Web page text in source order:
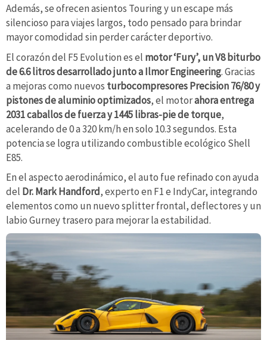
Además, se ofrecen asientos Touring y un escape más
silencioso para viajes largos, todo pensado para brindar
mayor comodidad sin perder carácter deportivo.
El corazón del F5 Evolution es el motor ‘Fury’, un V8 biturbo
de 6.6 litros desarrollado junto a Ilmor Engineering. Gracias
a mejoras como nuevos turbocompresores Precision 76/80 y
pistones de aluminio optimizados, el motorahora entrega
2031 caballos de fuerza y 1445 libras-pie de torque,
acelerando de 0 a 320 km/h en solo 10.3 segundos. Esta
potencia se logra utilizando combustible ecológico Shell
E85.
En el aspecto aerodinámico, el auto fue refinado con ayuda
del Dr. Mark Handford, experto en F1 e IndyCar, integrando
elementos como un nuevo splitter frontal, deflectores y un
labio Gurney trasero para mejorar la estabilidad.